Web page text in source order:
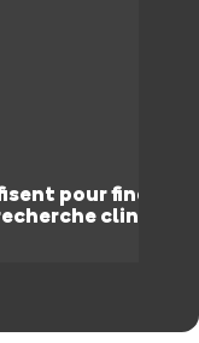
pour
clinique.